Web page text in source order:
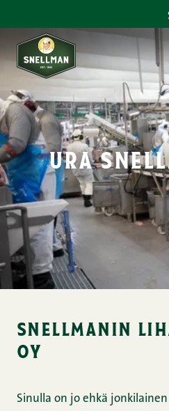
ura
snellmanin
oy
Sinulla on jo ehkä